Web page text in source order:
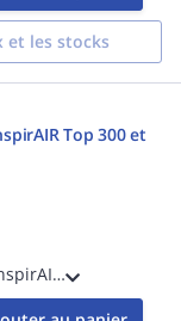
et les stocks
Top 300 et
Préchauffe interne InspirAIR Top 300 et 450 pour protéger l'échangeur du gel et garantir un fonctionnement optimal de l'unité de ventilation double-flux en logement individuel